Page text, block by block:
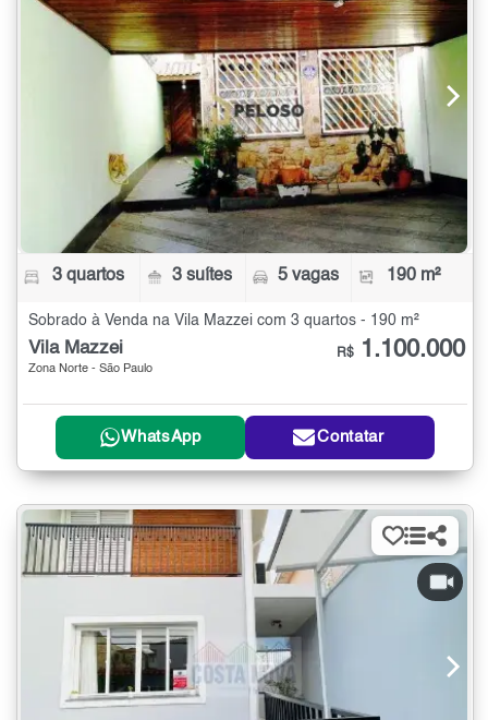
3 quartos 3 suítes 5 vagas 190 m²
Sobrado à Venda na Vila Mazzei com 3 quartos - 190 m²
Vila Mazzei
Zona Norte - São Paulo
R$ 1.100.000
WhatsApp Contatar